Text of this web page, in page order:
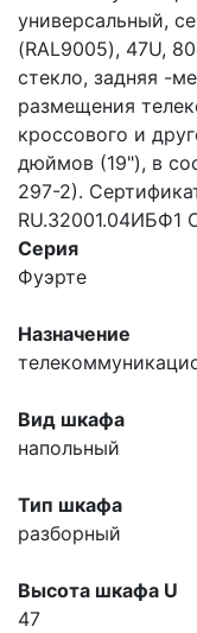
универсальный,
(RAL9005), 47U,
стекло, задняя -
размещения
кроссового и
дюймов (19"), в
297-2).
RU.32001.04ИБФ1
Серия
Фуэрте
Назначение
Вид шкафа
напольный
Тип шкафа
разборный
Высота шкафа U
47